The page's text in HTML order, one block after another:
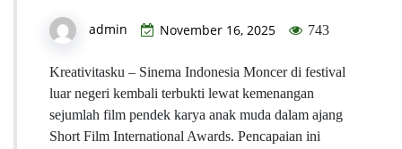
admin November 16, 2025 743
Kreativitasku – Sinema Indonesia Moncer di festival
luar negeri kembali terbukti lewat kemenangan
sejumlah film pendek karya anak muda dalam ajang
Short Film International Awards. Pencapaian ini